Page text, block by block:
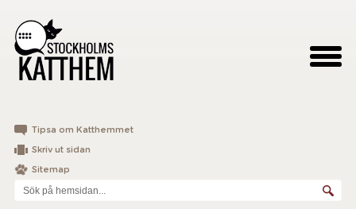
Tipsa om Katthemmet
Skriv ut sidan
Sitemap